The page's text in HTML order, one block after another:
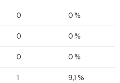
0 0 %
0 0 %
0 0 %
1 9,1 %